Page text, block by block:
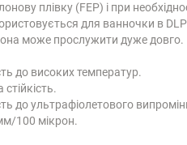
плівку (FEP) і при
для ванночки в
може прослужити дуже
до високих температур.
до ультрафіолетового
100 мікрон.